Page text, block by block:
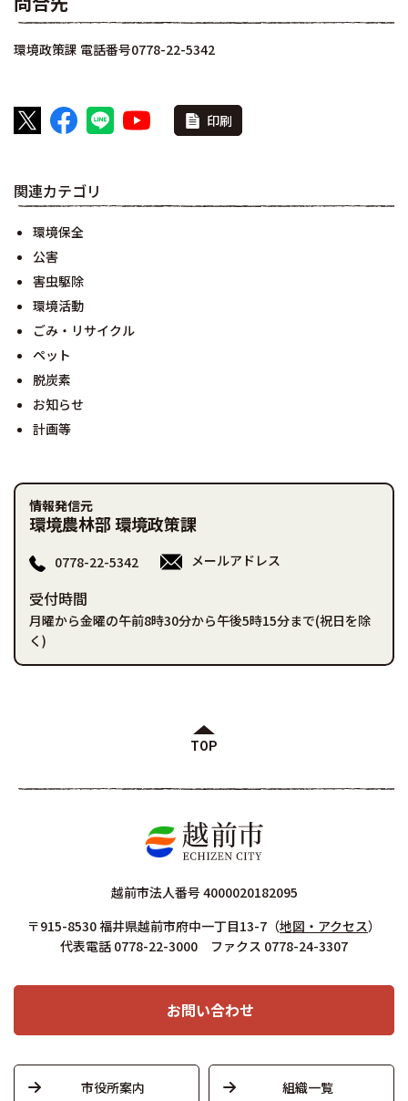
環境政策課 電話番号0778-22-5342
印刷
関連カテゴリ
環境保全
公害
害虫駆除
環境活動
ごみ・リサイクル
ペット
脱炭素
お知らせ
計画等
情報発信元
環境農林部 環境政策課
0778-22-5342 メールアドレス
受付時間
月曜から金曜の午前8時30分から午後5時15分まで(祝日を除
く)
TOP
越前市法人番号 4000020182095
〒915-8530 福井県越前市府中一丁目13-7 （地図・アクセス）
代表電話 0778-22-3000 ファクス 0778-24-3307
お問い合わせ
市役所案内 組織一覧